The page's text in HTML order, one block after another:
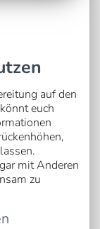
auf den
euch
mit Anderen
zu